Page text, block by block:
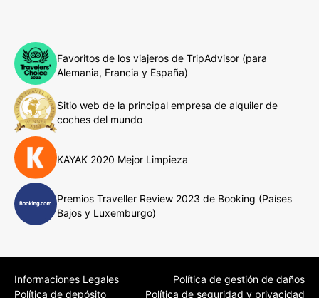
Favoritos de los viajeros de TripAdvisor (para
Alemania, Francia y España)
Sitio web de la principal empresa de alquiler de
coches del mundo
KAYAK 2020 Mejor Limpieza
Premios Traveller Review 2023 de Booking (Países
Bajos y Luxemburgo)
Informaciones Legales
Política de gestión de daños
Política de depósito
Política de seguridad y privacidad